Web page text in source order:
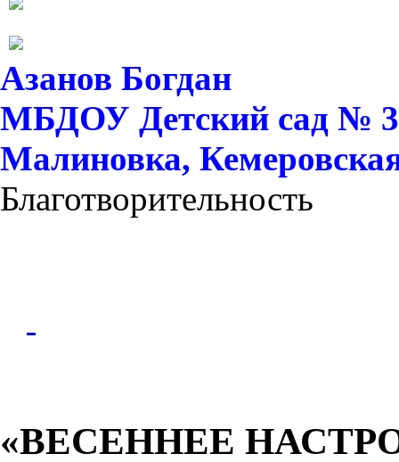
Азанов Богдан
МБДОУ Детский сад №
Малиновка,
Благотворительность
«ВЕСЕННЕЕ